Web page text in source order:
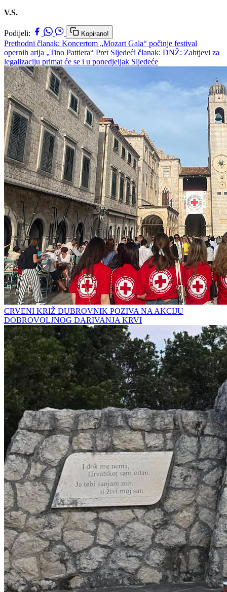
V.S.
Podijeli: Kopirano!
Prethodni članak: Koncertom „Mozart Gala“ počinje festival
opernih arija „Tino Pattiera“ Pret Sljedeći članak: DNŽ: Zahtjevi za
legalizaciju primat će se i u ponedjeljak Sljedeće
CRVENI KRIŽ DUBROVNIK POZIVA NA AKCIJU
DOBROVOLJNOG DARIVANJA KRVI